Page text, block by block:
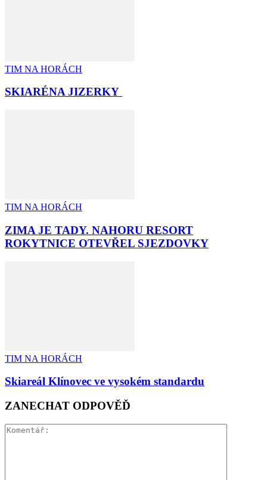
TIM NA HORÁCH
SKIARÉNA JIZERKY
TIM NA HORÁCH
ZIMA JE TADY. NAHORU RESORT
ROKYTNICE OTEVŘEL SJEZDOVKY
TIM NA HORÁCH
Skiareál Klínovec ve vysokém standardu
ZANECHAT ODPOVĚĎ